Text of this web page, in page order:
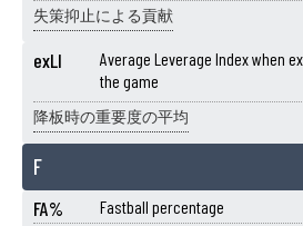
失策抑止による貢献
exLI
Average Leverage Index when
the game
降板時の重要度の平均
F
FA% Fastball percentage